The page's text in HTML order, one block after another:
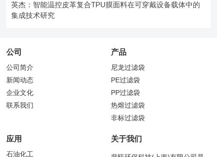
英杰：智能温控皮革复合TPU膜面料在可穿戴设备载体中的
集成技术研究
公司
公司简介
新闻动态
企业文化
联系我们
产品
尼龙过滤袋
PE过滤袋
PP过滤袋
热熔过滤袋
非标过滤袋
应用
石油化工
关于我们